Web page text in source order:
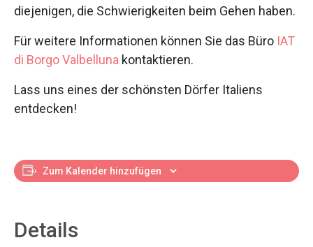
diejenigen, die Schwierigkeiten beim Gehen haben.
Für weitere Informationen können Sie das Büro IAT
di Borgo Valbelluna kontaktieren.
Lass uns eines der schönsten Dörfer Italiens
entdecken!
Zum Kalender hinzufügen
Details